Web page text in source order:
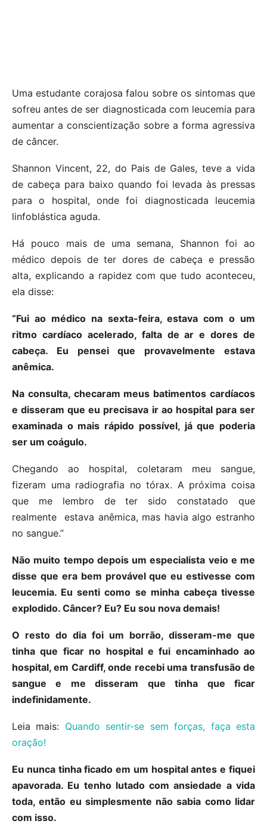
Uma estudante corajosa falou sobre os sintomas que
sofreu antes de ser diagnosticada com leucemia para
aumentar a conscientização sobre a forma agressiva
de câncer.
Shannon Vincent, 22, do Pais de Gales, teve a vida
de cabeça para baixo quando foi levada às pressas
para o hospital, onde foi diagnosticada leucemia
linfoblástica aguda.
Há pouco mais de uma semana, Shannon foi ao
médico depois de ter dores de cabeça e pressão
alta, explicando a rapidez com que tudo aconteceu,
ela disse:
“Fui ao médico na sexta-feira, estava com o um
ritmo cardíaco acelerado, falta de ar e dores de
cabeça. Eu pensei que provavelmente estava
anêmica.
Na consulta, checaram meus batimentos cardíacos
e disseram que eu precisava ir ao hospital para ser
examinada o mais rápido possível, já que poderia
ser um coágulo.
Chegando ao hospital, coletaram meu sangue,
fizeram uma radiografia no tórax. A próxima coisa
que me lembro de ter sido constatado que
realmente estava anêmica, mas havia algo estranho
no sangue.”
Não muito tempo depois um especialista veio e me
disse que era bem provável que eu estivesse com
leucemia. Eu senti como se minha cabeça tivesse
explodido. Câncer? Eu? Eu sou nova demais!
O resto do dia foi um borrão, disseram-me que
tinha que ficar no hospital e fui encaminhado ao
hospital, em Cardiff, onde recebi uma transfusão de
sangue e me disseram que tinha que ficar
indefinidamente.
Leia mais: Quando sentir-se sem forças, faça esta
oração!
Eu nunca tinha ficado em um hospital antes e fiquei
apavorada. Eu tenho lutado com ansiedade a vida
toda, então eu simplesmente não sabia como lidar
com isso.